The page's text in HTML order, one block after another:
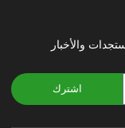
والأخبار
اشترك